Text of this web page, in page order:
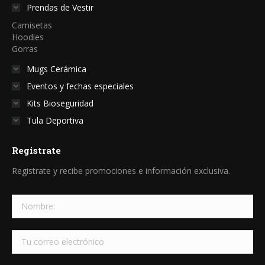
Prendas de Vestir
Camisetas
Hoodies
Gorras
Mugs Cerámica
Eventos y fechas especiales
Kits Bioseguridad
Tula Deportiva
Registrate
Registrate y recibe promociones e información exclusiva.